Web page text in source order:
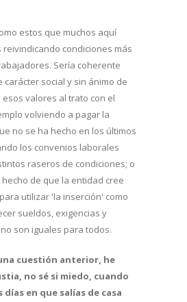
estos que muchos aquí
condiciones más
Sería coherente
carácter social y sin ánimo de
valores al trato con el
volviendo a pagar la
no se ha hecho en los últimos
los convenios laborales
raseros de condiciones; o
de que la entidad cree
utilizar 'la inserción' como
sueldos, exigencias y
son iguales para todos.
cuestión anterior, he
no sé si miedo, cuando
días en que salías de casa